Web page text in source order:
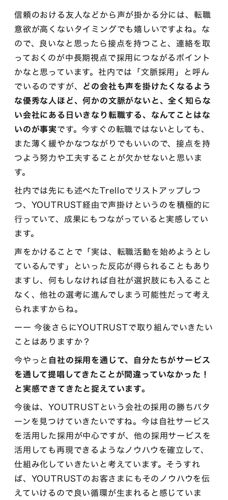
信頼のおける友人などから声が掛かる分には、転職
意欲が高くないタイミングでも嬉しいですよね。な
ので、良いなと思ったら接点を持つこと、連絡を取
っておくのが中長期視点で採用につながるポイント
かなと思っています。社内では「文脈採用」と呼ん
でいるのですが、 どの会社も声を掛けたくなるよう
な優秀な人ほど、何かの文脈がないと、全く知らな
い会社にある日いきなり転職する、なんてことはな
いのが事実です。今すぐの転職ではないとしても、
また薄く緩やかなつながりでもいいので、接点を持
つよう努力や工夫することが欠かせないと思いま
す。
社内では先にも述べたTrelloでリストアップしつ
つ、YOUTRUST経由で声掛けというのを積極的に
行っていて、成果にもつながっていると実感してい
ます。
声をかけることで「実は、転職活動を始めようとし
ているんです」といった反応が得られることもあり
ますし、何もしなければ自社が選択肢にも入ること
なく、他社の選考に進んでしまう可能性だって考え
られますからね。
ーー 今後さらにYOUTRUSTで取り組んでいきたい
ことはありますか？
今やっと 自社の採用を通じて、自分たちがサービス
を通して提唱してきたことが間違っていなかった！
と実感できてきたと捉えています。
今後は、YOUTRUSTという会社の採用の勝ちパタ
ーンを見つけていきたいですね。今は自社サービス
を活用した採用が中心ですが、他の採用サービスを
活用しても再現できるようなノウハウを確立して、
仕組み化していきたいと考えています。そうすれ
ば、YOUTRUSTのお客さまにもそのノウハウを伝
えていけるので良い循環が生まれると感じていま